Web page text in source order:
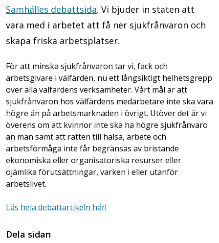
Samhälles debattsida. Vi bjuder in staten att
vara med i arbetet att få ner sjukfrånvaron och
skapa friska arbetsplatser.
För att minska sjukfrånvaron tar vi, fack och
arbetsgivare i välfärden, nu ett långsiktigt helhetsgrepp
över alla välfärdens verksamheter. Vårt mål är att
sjukfrånvaron hos välfärdens medarbetare inte ska vara
högre än på arbetsmarknaden i övrigt. Utöver det är vi
överens om att kvinnor inte ska ha högre sjukfrånvaro
än män samt att rätten till hälsa, arbete och
arbetsförmåga inte får begränsas av bristande
ekonomiska eller organisatoriska resurser eller
ojämlika förutsättningar, varken i eller utanför
arbetslivet.
Läs hela debattartikeln här!
Dela sidan